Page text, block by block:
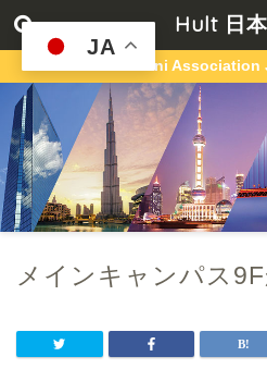
Hult 日
Hult Alumni Association
メインキャンパス
JA